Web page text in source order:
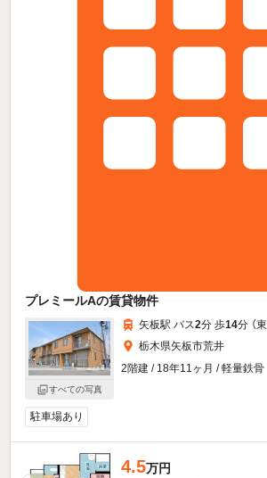
プレミールAの賃貸物件
すべての写真
矢板駅 バス2分 歩14分 （
栃木県矢板市荒井
2階建 / 18年11ヶ月 / 軽量鉄骨
駐車場あり
4.5万円